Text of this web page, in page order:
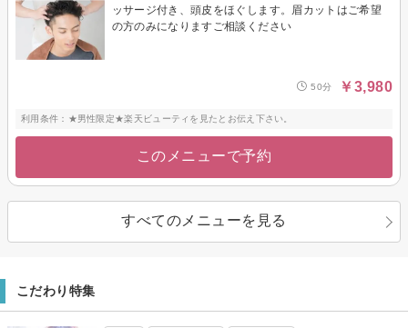
ッサージ付き、頭皮をほぐします。眉カットはご希望
の方のみになりますご相談ください
50分 ￥3,980
利用条件：★男性限定★楽天ビューティを見たとお伝え下さい。
このメニューで予約
すべてのメニューを見る
こだわり特集